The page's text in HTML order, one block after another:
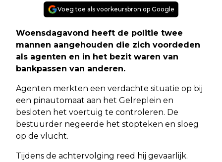
Voeg toe als voorkeursbron op Google
Woensdagavond heeft de politie twee
mannen aangehouden die zich voordeden
als agenten en in het bezit waren van
bankpassen van anderen.
Agenten merkten een verdachte situatie op bij
een pinautomaat aan het Gelreplein en
besloten het voertuig te controleren. De
bestuurder negeerde het stopteken en sloeg
op de vlucht.
Tijdens de achtervolging reed hij gevaarlijk.